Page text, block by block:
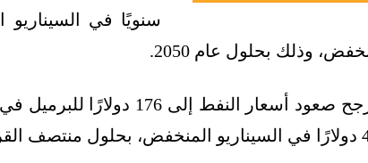
سنويًا في
وبالتزامن مع ذلك، من المرجح صعود أسعار